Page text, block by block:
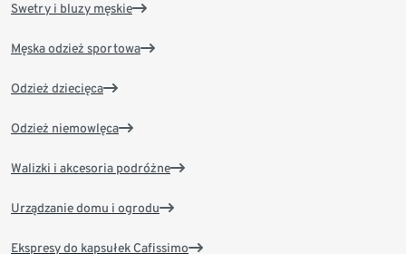
Swetry i bluzy męskie
Męska odzież sportowa
Odzież dziecięca
Odzież niemowlęca
Walizki i akcesoria podróżne
Urządzanie domu i ogrodu
Ekspresy do kapsułek Cafissimo